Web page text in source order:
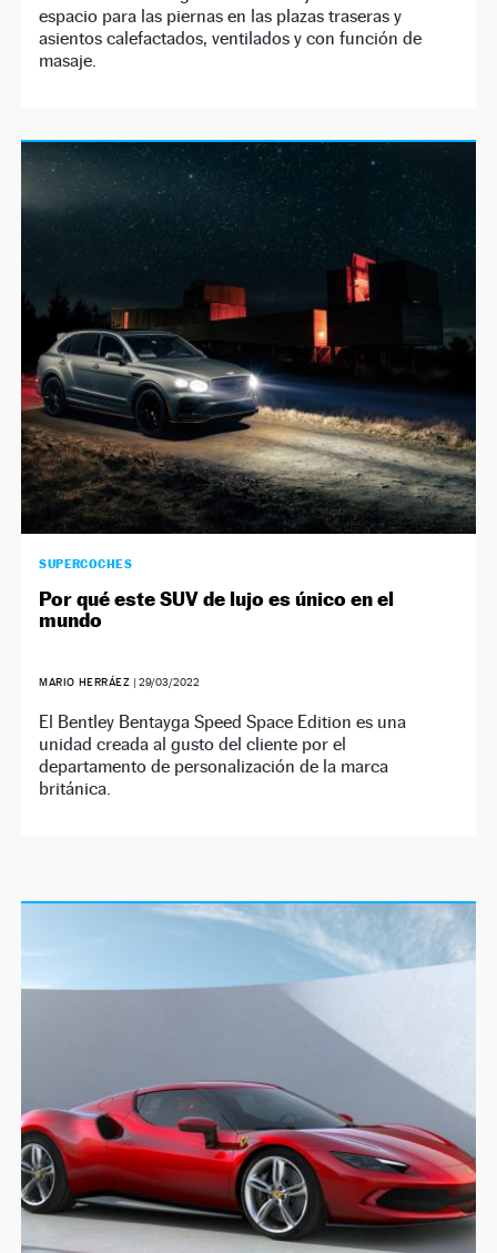
espacio para las piernas en las plazas traseras y
asientos calefactados, ventilados y con función de
masaje.
SUPERCOCHES
Por qué este SUV de lujo es único en el
mundo
MARIO HERRÁEZ | 29/03/2022
El Bentley Bentayga Speed Space Edition es una
unidad creada al gusto del cliente por el
departamento de personalización de la marca
británica.